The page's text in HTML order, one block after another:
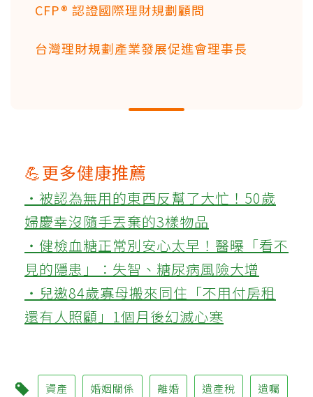
CFP® 認證國際理財規劃顧問
台灣理財規劃產業發展促進會理事長
💪更多健康推薦
‧被認為無用的東西反幫了大忙！50歲
婦慶幸沒隨手丟棄的3樣物品
‧健檢血糖正常別安心太早！醫曝「看不
見的隱患」：失智、糖尿病風險大增
‧兒邀84歲寡母搬來同住「不用付房租
還有人照顧」1個月後幻滅心寒
資產 婚姻關係 離婚 遺產稅 遺囑